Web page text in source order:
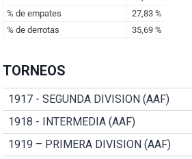
TORNEOS
1917 - SEGUNDA DIVISION (AAF)
1918 - INTERMEDIA (AAF)
1919 – PRIMERA DIVISION (AAF)